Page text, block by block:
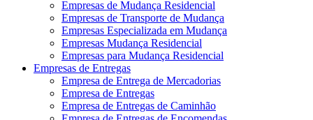
Empresas de Mudança Residencial
Empresas de Transporte de Mudança
Empresas Especializada em Mudança
Empresas Mudança Residencial
Empresas para Mudança Residencial
Empresas de Entregas
Empresa de Entrega de Mercadorias
Empresa de Entregas
Empresa de Entregas de Caminhão